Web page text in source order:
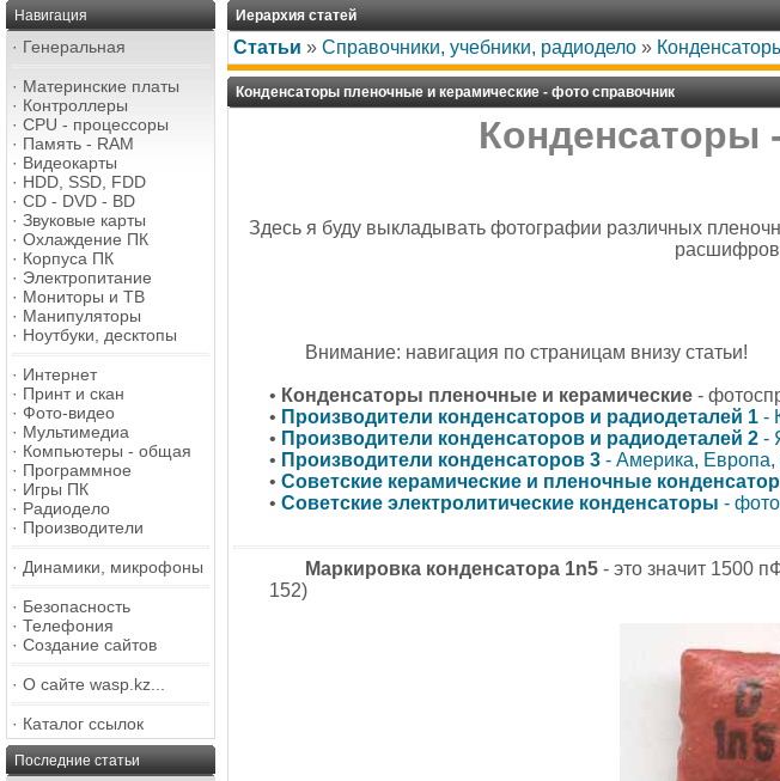
Навигация
· Генеральная
· Материнские платы
· Контроллеры
· CPU - процессоры
· Память - RAM
· Видеокарты
· HDD, SSD, FDD
· CD - DVD - BD
· Звуковые карты
· Охлаждение ПК
· Корпуса ПК
· Электропитание
· Мониторы и ТВ
· Манипуляторы
· Ноутбуки, десктопы
· Интернет
· Принт и скан
· Фото-видео
· Мультимедиа
· Компьютеры - общая
· Программное
· Игры ПК
· Радиодело
· Производители
· Динамики, микрофоны
· Безопасность
· Телефония
· Создание сайтов
· О сайте wasp.kz...
· Каталог ссылок
Последние статьи
Иерархия статей
Статьи » Справочники, учебники, радиодело »
Конденсаторы пленочные и керамические - фото справочник
Конденсаторы
Здесь я буду выкладывать фотографии различных
Внимание: навигация по страницам внизу статьи!
• Конденсаторы пленочные и керамические -
• Производители конденсаторов и радиодеталей 1 -
• Производители конденсаторов и радиодеталей 2 -
• Производители конденсаторов 3 - Америка,
• Советские керамические и пленочные
• Советские электролитические конденсаторы -
Маркировка конденсатора 1n5 - это значит 1500
152)